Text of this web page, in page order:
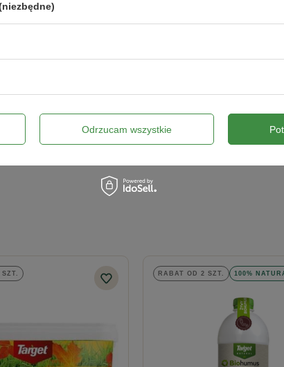
produktu:
Wyślij opinię
RABAT OD 2 SZT. 100%
Odrzucam wszystkie